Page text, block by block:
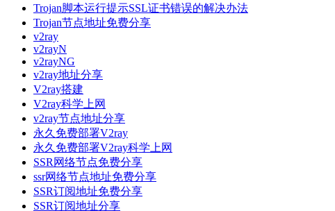
Trojan脚本运行提示SSL证书错误的解决办法
Trojan节点地址免费分享
v2ray
v2rayN
v2rayNG
v2ray地址分享
V2ray搭建
V2ray科学上网
v2ray节点地址分享
永久免费部署V2ray
永久免费部署V2ray科学上网
SSR网络节点免费分享
ssr网络节点地址免费分享
SSR订阅地址免费分享
SSR订阅地址分享